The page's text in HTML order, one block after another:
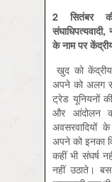
2 सितंबर
के नाम पर
खुद को
अपने को अलग
ट्रेड यूनियनों
और आंदोलन
अवसरवादियों
अपने को इनका
कहीं भी संघर्ष
नहीं उठाते।